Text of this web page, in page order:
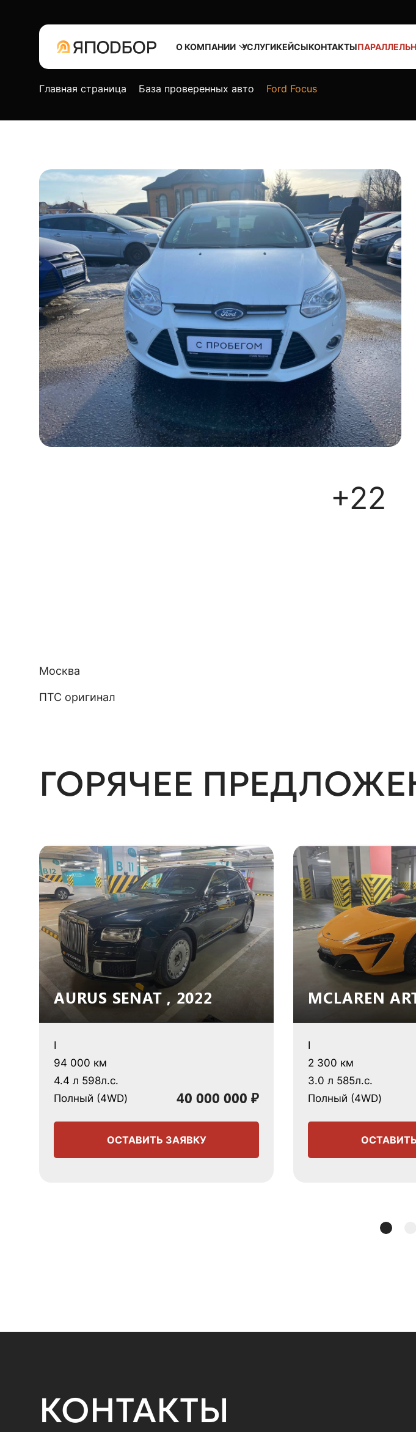
О КОМПАНИИ УСЛУГИКЕЙСЫКОНТАКТЫ
Главная страница База проверенных авто Ford Focus
+22
Москва
ПТС оригинал
ГОРЯЧЕЕ
AURUS SENAT , 2022
I
94 000 км
4.4 л 598л.с.
Полный (4WD)
40 000 000 ₽
ОСТАВИТЬ ЗАЯВКУ
MCLAREN
I
2 300 км
3.0 л 585л.с.
Полный (4WD)
КОНТАКТЫ